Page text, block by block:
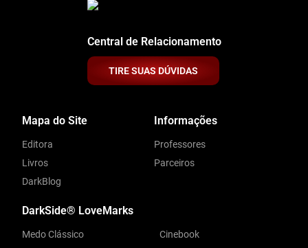
Central de Relacionamento
TIRE SUAS DÚVIDAS
Mapa do Site
Editora
Livros
DarkBlog
Informações
Professores
Parceiros
DarkSide® LoveMarks
Medo Clássico
Cinebook